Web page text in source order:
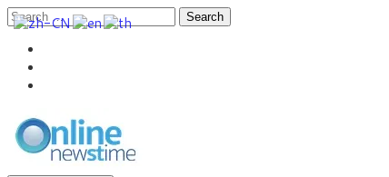
Search